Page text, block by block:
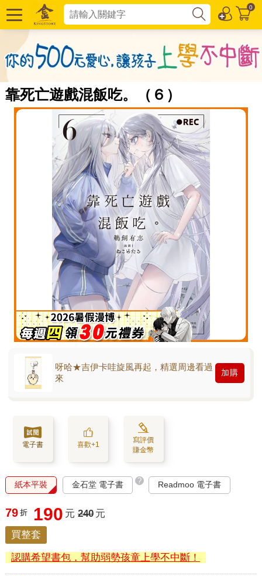
0
靠死亡遊戲混飯吃。（６）
呀哈★吉伊卡哇旋風再起，精選周邊看過
來
加購
電子書 喜歡+1
寫評價
賺金幣
紙本平裝 金石堂 電子書 ? Readmoo 電子書
79 折 190 元 240 元
買整套
認購希望書包，幫助弱勢孩童上學不中斷！